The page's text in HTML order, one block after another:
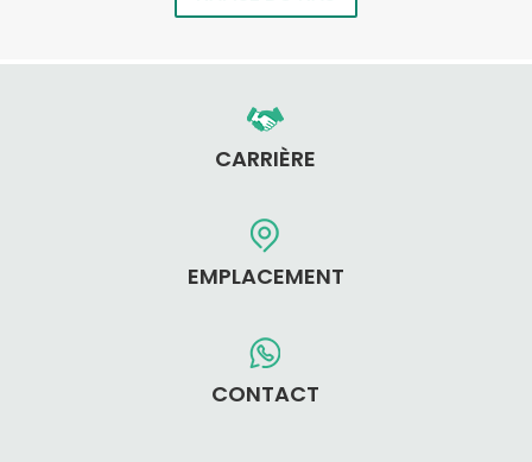
CARRIÈRE
EMPLACEMENT
CONTACT